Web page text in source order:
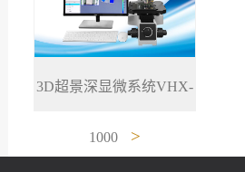
3D超景深显微系统VHX-
1000 >